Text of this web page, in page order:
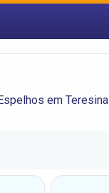
em Teresina